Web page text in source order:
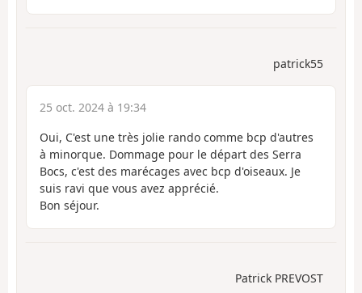
patrick55
25 oct. 2024 à 19:34
Oui, C'est une très jolie rando comme bcp d'autres
à minorque. Dommage pour le départ des Serra
Bocs, c'est des marécages avec bcp d'oiseaux. Je
suis ravi que vous avez apprécié.
Bon séjour.
Patrick PREVOST